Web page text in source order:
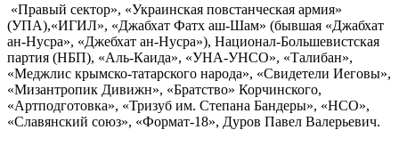
«Правый сектор», «Украинская повстанческая армия»
(УПА),«ИГИЛ», «Джабхат Фатх аш-Шам» (бывшая «Джабхат
ан-Нусра», «Джебхат ан-Нусра»), Национал-Большевистская
партия (НБП), «Аль-Каида», «УНА-УНСО», «Талибан»,
«Меджлис крымско-татарского народа», «Свидетели Иеговы»,
«Мизантропик Дивижн», «Братство» Корчинского,
«Артподготовка», «Тризуб им. Степана Бандеры», «НСО»,
«Славянский союз», «Формат-18», Дуров Павел Валерьевич.